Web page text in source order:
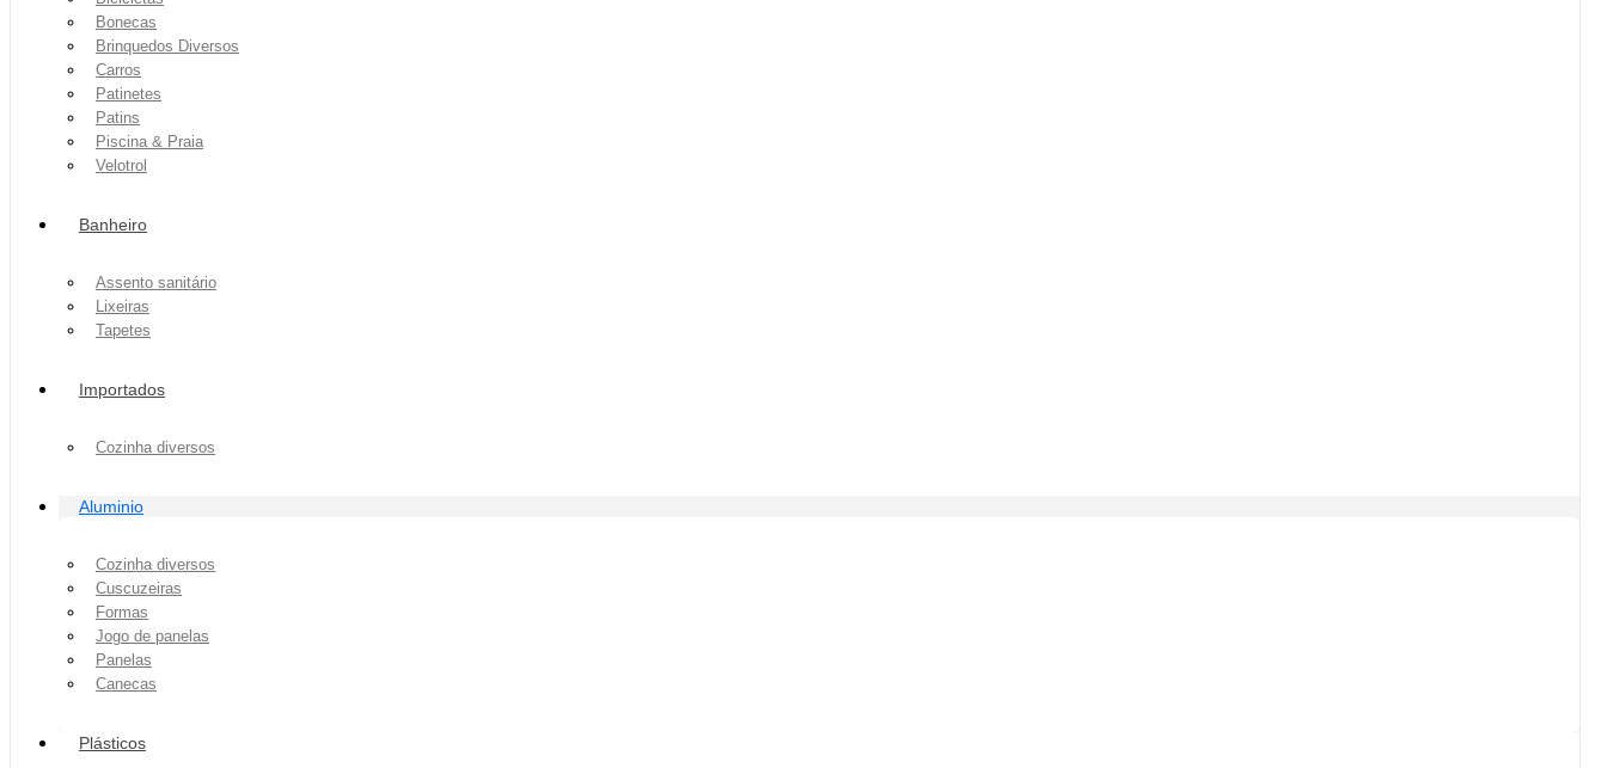
Bonecas
Brinquedos Diversos
Carros
Patinetes
Patins
Piscina & Praia
Velotrol
Banheiro
Assento sanitário
Lixeiras
Tapetes
Importados
Cozinha diversos
Aluminio
Cozinha diversos
Cuscuzeiras
Formas
Jogo de panelas
Panelas
Canecas
Plásticos